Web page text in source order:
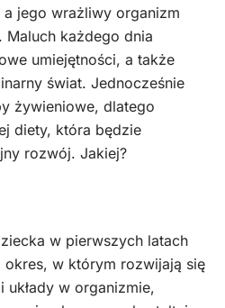
jego wrażliwy organizm
Maluch każdego dnia
umiejętności, a także
świat. Jednocześnie
żywieniowe, dlatego
diety, która będzie
rozwój. Jakiej?
w pierwszych latach
w którym rozwijają się
w organizmie,